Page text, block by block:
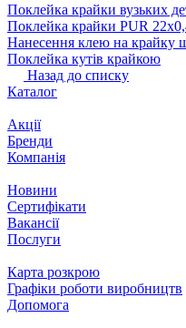
Поклейка крайки вузьких
Поклейка крайки PUR
Нанесення клею на
Поклейка кутів крайкою
Назад до списку
Каталог
Акції
Бренди
Компанія
Новини
Сертифікати
Вакансії
Послуги
Карта розкрою
Графіки роботи виробництв
Допомога